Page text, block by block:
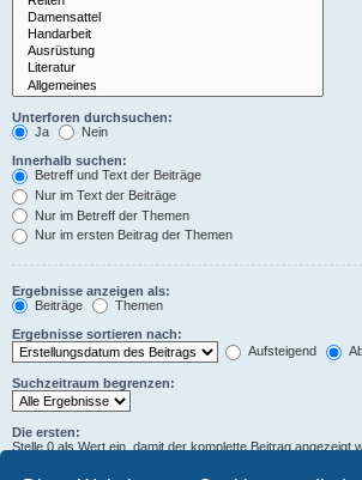
Unterforen durchsuchen:
Ja
Nein
Innerhalb suchen:
Betreff und Text der Beiträge
Nur im Text der Beiträge
Nur im Betreff der Themen
Nur im ersten Beitrag der Themen
Ergebnisse anzeigen als:
Beiträge
Themen
Ergebnisse sortieren nach:
Aufsteigend
Suchzeitraum begrenzen:
Die ersten:
Stelle 0 als Wert ein, damit der komplette Beitrag angezeigt